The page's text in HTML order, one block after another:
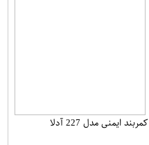
کمربند ایمنی مدل 227 آدلا